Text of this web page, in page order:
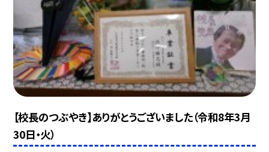
【校長のつぶやき】ありがとうございました（令和8年3月
30日・火）